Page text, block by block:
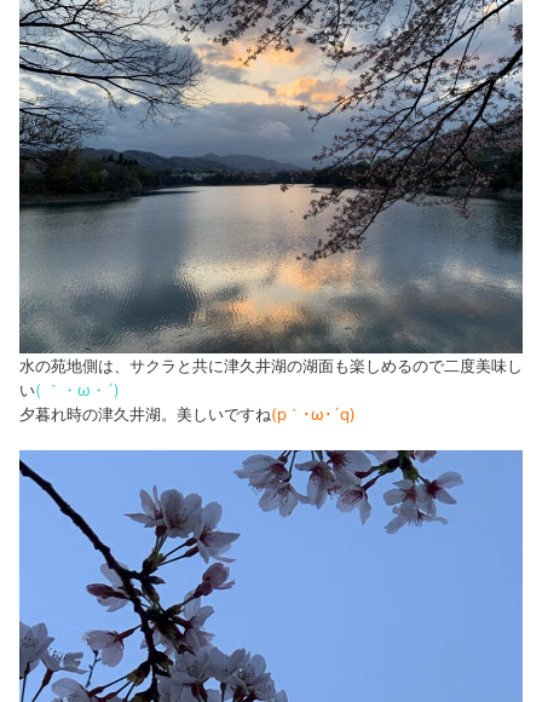
水の苑地側は、サクラと共に津久井湖の湖面も楽しめるので二度美味し
い( ｀・ω・´)
夕暮れ時の津久井湖。美しいですね(p｀･ω･´q)